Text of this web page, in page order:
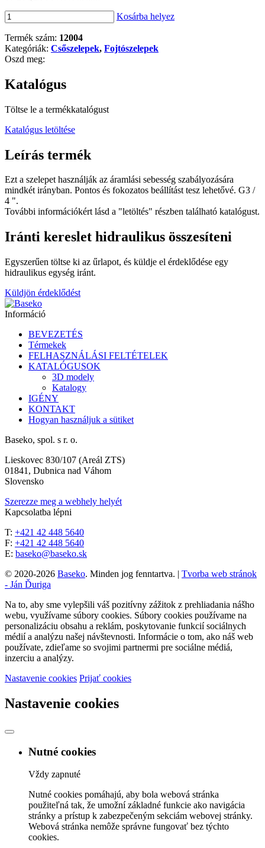
Kosárba helyez
Termék szám: 12004
Kategóriák: Csőszelepek, Fojtószelepek
Oszd meg:
Katalógus
Töltse le a termékkatalógust
Katalógus letöltése
Leírás termék
Ezt a szelepet használják az áramlási sebesség szabályozására
mindkét irányban. Pontos és fokozatos beállítást tesz lehetővé. G3 /
4 ".
További információkért lásd a "letöltés" részben található katalógust.
Iránti kereslet hidraulikus összesíteni
Egyszerűen töltse ki az űrlapot, és küldje el érdeklődése egy
hidraulikus egység iránt.
Küldjön érdeklődést
Információ
BEVEZETÉS
Térmekek
FELHASZNÁLÁSI FELTÉTELEK
KATALÓGUSOK
3D modely
Katalogy
IGÉNY
KONTAKT
Hogyan használjuk a sütiket
Baseko, spol. s r. o.
Lieskovec 830/107 (Areál ZTS)
01841, Dubnica nad Váhom
Slovensko
Szerezze meg a webhely helyét
Kapcsolatba lépni
T: +421 42 448 5640
F: +421 42 448 5640
E: baseko@baseko.sk
© 2020-2026 Baseko. Minden jog fenntartva. | Tvorba web stránok
- Ján Ďuriga
Na to, aby sme vylepšili váš pozitívny zážitok z prehliadania nášho
webu, využívame súbory cookies. Súbory cookies používame na
personalizáciu obsahu a reklám, poskytovanie funkcií sociálnych
médií a analýzu našej návštevnosti. Informácie o tom, ako náš web
používate, zdieľame so svojimi partnermi pre sociálne médiá,
inzerciu a analýzy.
Nastavenie cookies Prijať cookies
Nastavenie cookies
Nutné cookies
Vždy zapnuté
Nutné cookies pomáhajú, aby bola webová stránka
použiteľná tak, že umožní základné funkcie ako navigácia
stránky a prístup k zabezpečeným sekciám webovej stránky.
Webová stránka nemôže správne fungovať bez týchto
cookies.